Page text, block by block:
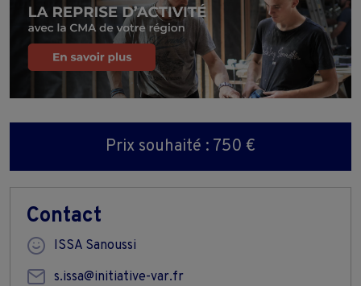
Prix souhaité : 750 €
Contact
ISSA Sanoussi
s.issa@initiative-var.fr